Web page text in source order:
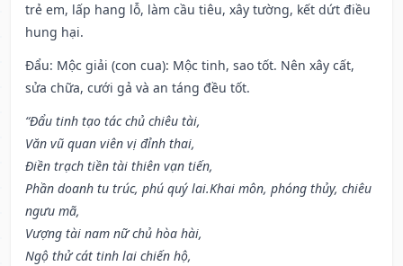
trẻ em, lấp hang lỗ, làm cầu tiêu, xây tường, kết dứt điều
hung hại.
Đẩu: Mộc giải (con cua): Mộc tinh, sao tốt. Nên xây cất,
sửa chữa, cưới gả và an táng đều tốt.
“Đẩu tinh tạo tác chủ chiêu tài,
Văn vũ quan viên vị đỉnh thai,
Điền trạch tiền tài thiên vạn tiến,
Phần doanh tu trúc, phú quý lai.Khai môn, phóng thủy, chiêu
ngưu mã,
Vượng tài nam nữ chủ hòa hài,
Ngộ thử cát tinh lai chiến hộ,